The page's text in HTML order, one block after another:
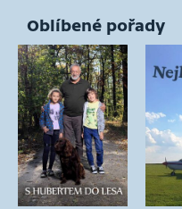
Oblíbené pořady